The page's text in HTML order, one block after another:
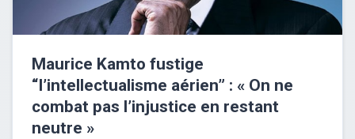
Maurice Kamto fustige
“l’intellectualisme aérien” : « On ne
combat pas l’injustice en restant
neutre »